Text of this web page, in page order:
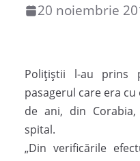
20 noiembrie
Poliţiştii l-au prins
pasagerul care era
de ani, din
spital.
„Din verificările